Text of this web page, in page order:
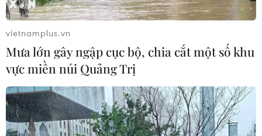
Nhật Bản: Tàu Shinkansen gặp sự cố, hàng
vietnamplus.vn
Mưa lớn gây ngập cục bộ, chia cắt một số khu
vực miền núi Quảng Trị